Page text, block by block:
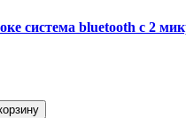
система bluetooth с 2